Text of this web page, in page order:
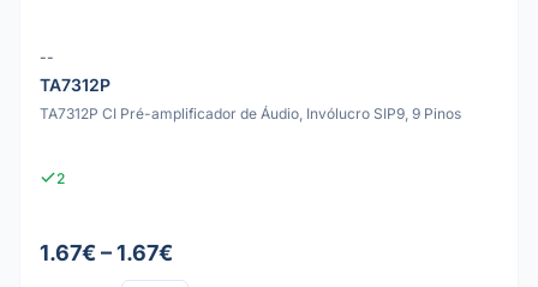
--
TA7312P
TA7312P CI Pré-amplificador de Áudio, Invólucro SIP9, 9 Pinos
2
1.67€ – 1.67€